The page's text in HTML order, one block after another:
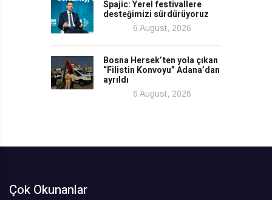
Spajic: Yerel festivallere
desteğimizi sürdürüyoruz
6 August, 2026
Bosna Hersek’ten yola çıkan
“Filistin Konvoyu” Adana’dan
ayrıldı
6 August, 2026
Çok Okunanlar